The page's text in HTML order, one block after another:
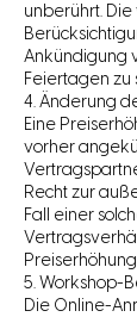
unberührt.
Ankündigung
Feiertagen zu
4. Änderung
Eine
vorher
Recht zur
Fall einer
5. Workshop-
Die Online-